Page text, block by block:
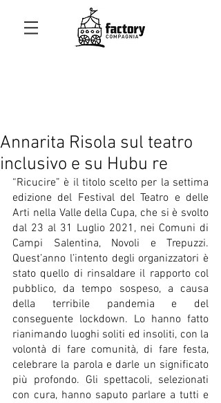
Annarita Risola sul teatro
inclusivo e su Hubu re
“Ricucire” è il titolo scelto per la settima
edizione del Festival del Teatro e delle
Arti nella Valle della Cupa, che si è svolto
dal 23 al 31 Luglio 2021, nei Comuni di
Campi Salentina, Novoli e Trepuzzi.
Quest’anno l’intento degli organizzatori è
stato quello di rinsaldare il rapporto col
pubblico, da tempo sospeso, a causa
della terribile pandemia e del
conseguente lockdown. Lo hanno fatto
rianimando luoghi soliti ed insoliti, con la
volontà di fare comunità, di fare festa,
celebrare la parola e darle un significato
più profondo. Gli spettacoli, selezionati
con cura, hanno saputo parlare a tutti e